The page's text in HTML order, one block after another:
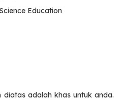
Education
adalah khas untuk anda.